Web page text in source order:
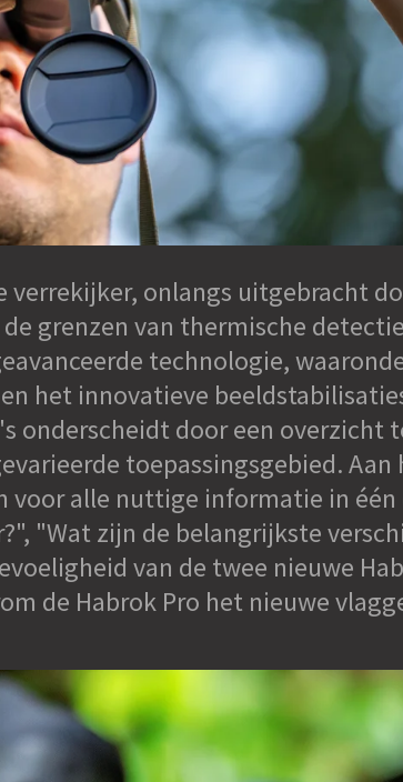
onlangs uitgebracht
grenzen van thermische
technologie,
het innovatieve
onderscheidt door een overzicht
toepassingsgebied. Aan
voor alle nuttige informatie in één
"Wat zijn de belangrijkste
van de twee nieuwe
de Habrok Pro het nieuwe